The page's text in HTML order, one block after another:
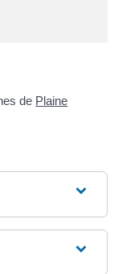
de Plaine